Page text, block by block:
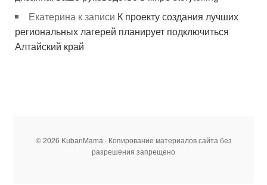
Екатерина к записи К проекту создания лучших
региональных лагерей планирует подключиться
Алтайский край
© 2026 KubanMama · Копирование материалов сайта без
разрешения запрещено